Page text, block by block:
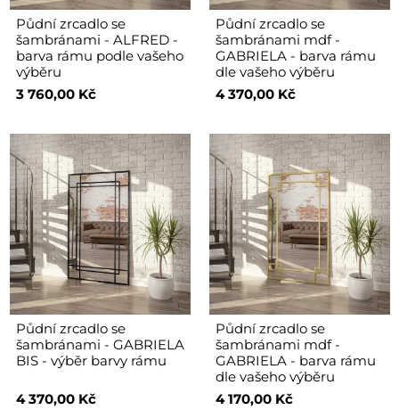
Půdní zrcadlo se
šambránami - ALFRED -
barva rámu podle vašeho
výběru
3 760,00 Kč
Půdní zrcadlo se
šambránami mdf -
GABRIELA - barva rámu
dle vašeho výběru
4 370,00 Kč
Půdní zrcadlo se
šambránami - GABRIELA
BIS - výběr barvy rámu
4 370,00 Kč
Půdní zrcadlo se
šambránami mdf -
GABRIELA - barva rámu
dle vašeho výběru
4 170,00 Kč